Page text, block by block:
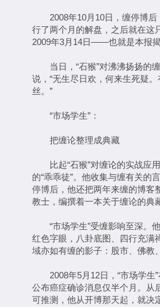
2008年10月10日，缠停博后
行了两个月的解盘，之后就在这
2009年3月14日——也就是本报揭
当日，“石猴”对沸沸扬扬的
说，“无生尽日欢，何来生死疑
丝。”
“市场学生”：
把缠论整理成典藏
比起“石猴”对缠论的实战应用
的“乖乖徒”。他收集与缠有关的
停博后，他还把两年来缠的博客
教士，编撰着一本关于缠论的典
“市场学生”受缠影响至深。他
红色字眼，八卦底图、四行充满
域亦如有缠的影子：股市、佛教
2008年5月12日，“市场学生”
公布癌症确诊消息仅半个月。从
可推测，他从开博那天起，就决